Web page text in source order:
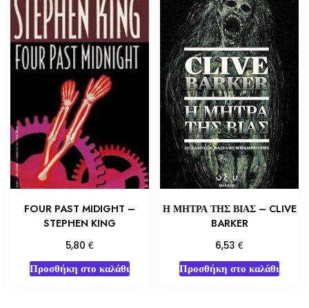
FOUR PAST MIDIGHT –
STEPHEN KING
5,80 €
Προσθήκη στο καλάθι
Η ΜΗΤΡΑ ΤΗΣ ΒΙΑΣ – CLIVE
BARKER
6,53€
Προσθήκη στο καλάθι